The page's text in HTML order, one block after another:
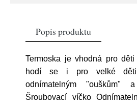
Popis produktu
Termoska je vhodná pro
hodí se i pro velké
odnímatelným "ouškům"
Šroubovací víčko